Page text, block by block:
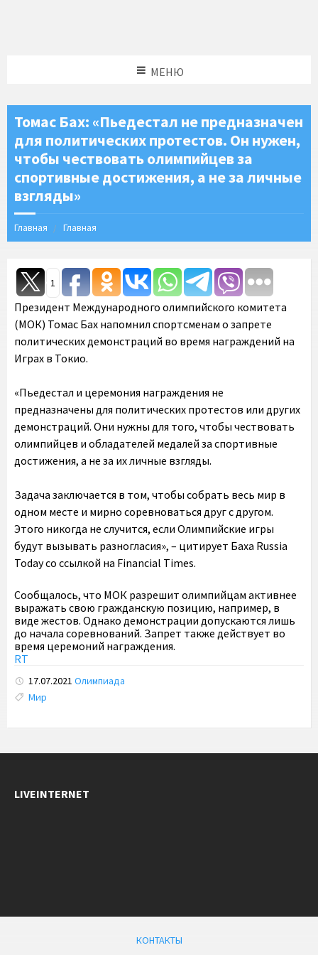
МЕНЮ
Томас Бах: «Пьедестал не предназначен
для политических протестов. Он нужен,
чтобы чествовать олимпийцев за
спортивные достижения, а не за личные
взгляды»
Главная Главная
1
Президент Международного олимпийского комитета
(МОК) Томас Бах напомнил спортсменам о запрете
политических демонстраций во время награждений на
Играх в Токио.
«Пьедестал и церемония награждения не
предназначены для политических протестов или других
демонстраций. Они нужны для того, чтобы чествовать
олимпийцев и обладателей медалей за спортивные
достижения, а не за их личные взгляды.
Задача заключается в том, чтобы собрать весь мир в
одном месте и мирно соревноваться друг с другом.
Этого никогда не случится, если Олимпийские игры
будут вызывать разногласия», – цитирует Баха Russia
Today со ссылкой на Financial Times.
Сообщалось, что МОК разрешит олимпийцам активнее
выражать свою гражданскую позицию, например, в
виде жестов. Однако демонстрации допускаются лишь
до начала соревнований. Запрет также действует во
время церемоний награждения.
RT
17.07.2021 Олимпиада
Tags:
Мир
LIVEINTERNET
КОНТАКТЫ